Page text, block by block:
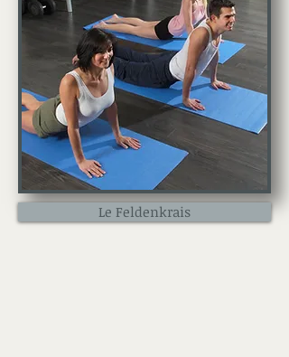
Le Feldenkrais